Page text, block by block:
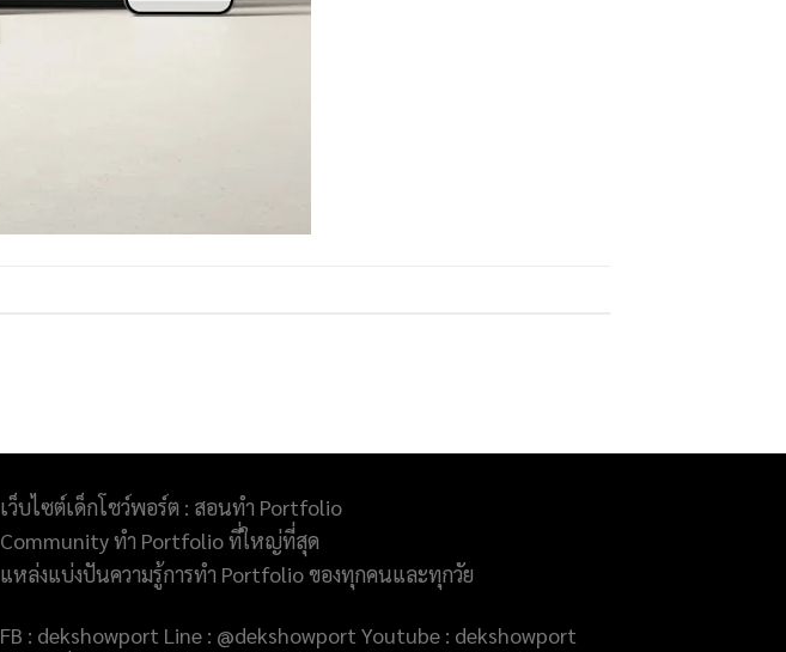
เว็บไซต์เด็กโชว์พอร์ต : สอนทำ Portfolio
Community ทำ Portfolio ที่ใหญ่ที่สุด
แหล่งแบ่งปันความรู้การทำ Portfolio ของทุกคนและทุกวัย
FB : dekshowport Line : @dekshowport Youtube : dekshowport